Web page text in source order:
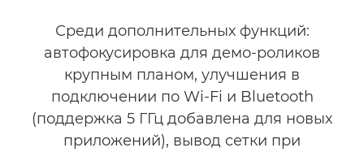
Среди дополнительных функций:
автофокусировка для демо-роликов
крупным планом, улучшения в
подключении по Wi-Fi и Bluetooth
(поддержка 5 ГГц добавлена для новых
приложений), вывод сетки при